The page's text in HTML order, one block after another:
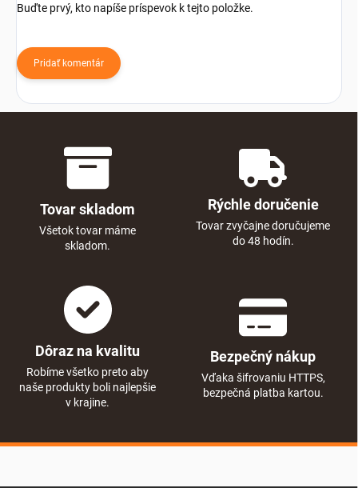
Buďte prvý, kto napíše príspevok k tejto položke.
Pridať komentár
Tovar skladom
Všetok tovar máme
skladom.
Rýchle doručenie
Tovar zvyčajne doručujeme
do 48 hodín.
Dôraz na kvalitu
Robíme všetko preto aby
naše produkty boli najlepšie
v krajine.
Bezpečný nákup
Vďaka šifrovaniu HTTPS,
bezpečná platba kartou.